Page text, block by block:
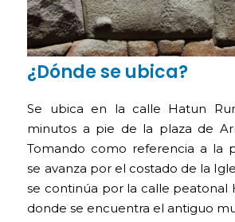
¿Dónde se ubica?
Se ubica en la calle Hatun
minutos a pie de la plaza de
Tomando como referencia a la
se avanza por el costado de la
se continúa por la calle peatonal
donde se encuentra el antiguo